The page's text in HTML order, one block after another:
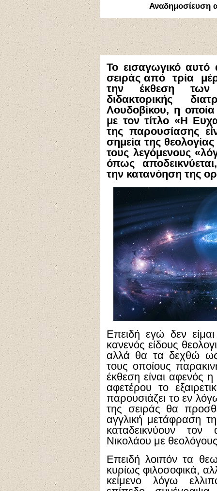
Αναδημοσίευση
Το εισαγωγικό
σειράς από τρία
την έκθεση των
διδακτορικής
Λουδοβίκου, η
με τον τίτλο «Η
της παρουσίασης
σημεία της
τους λεγόμενους
όπως
την κατανόηση της
Επειδή εγώ δεν
κανενός είδους
αλλά θα τα δεχθώ ως
τους οποίους
έκθεση είναι αφενός
αφετέρου το
παρουσιάζει το εν
της σειράς θα
αγγλική μετάφραση
καταδεικνύουν
Νικολάου με
Επειδή λοιπόν τα
κυρίως φιλοσοφικά,
κείμενο λόγω